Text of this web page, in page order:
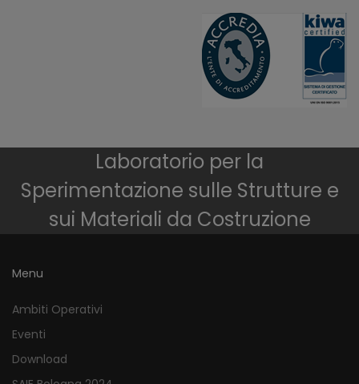
Laboratorio per la
Sperimentazione sulle Strutture e
sui Materiali da Costruzione
Menu
Ambiti Operativi
Eventi
Download